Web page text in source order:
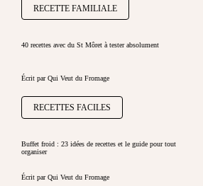
RECETTE FAMILIALE
40 recettes avec du St Môret à tester absolument
Écrit par Qui Veut du Fromage
RECETTES FACILES
Buffet froid : 23 idées de recettes et le guide pour tout
organiser
Écrit par Qui Veut du Fromage